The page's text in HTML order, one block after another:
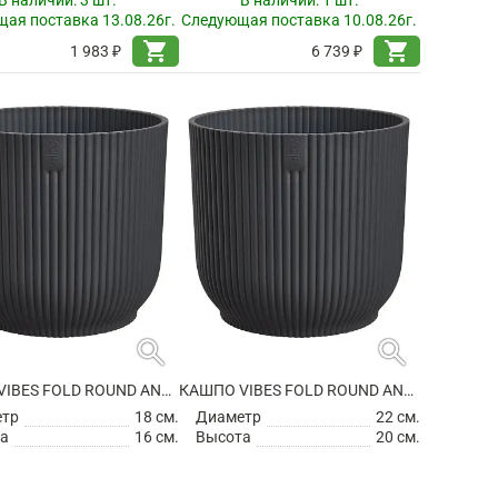
поставка 13.08.26г.
1 983 ₽
shopping_cart
Следующая поставка 10.08.26г.
6 739 ₽
shopping_cart
search
КАШПО VIBES FOLD ROUND ANTHRACITE
18 см.
16 см.
search
КАШПО VIBES FOLD ROUND ANTHRACITE
Диаметр
22 см.
Высота
20 см.